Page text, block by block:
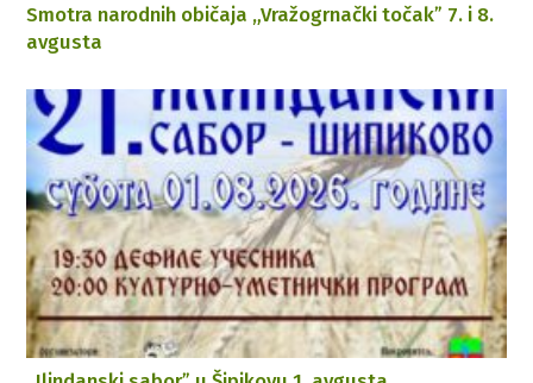
Smotra narodnih običaja „Vražogrnački točakˮ 7. i 8.
avgusta